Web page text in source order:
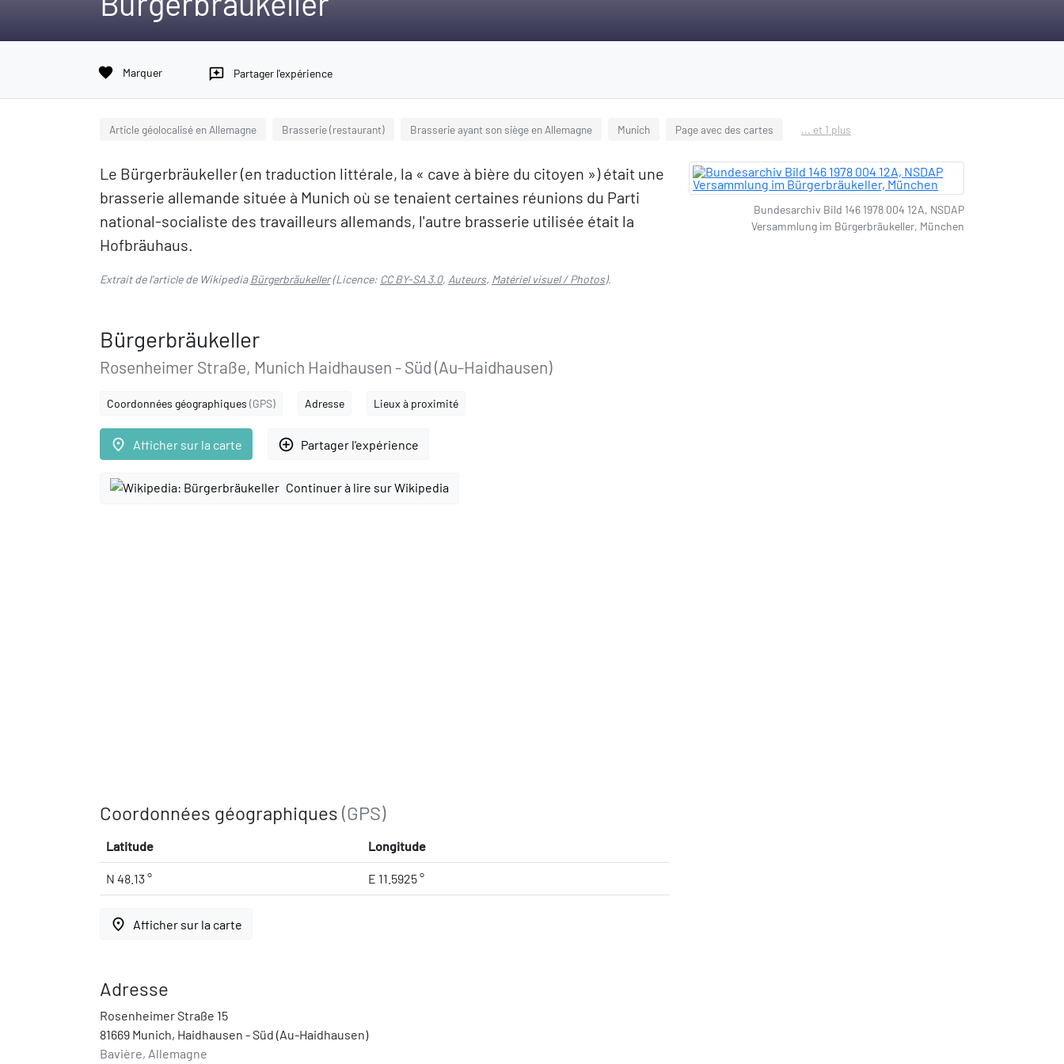
favorite Marquer reviews Partager l'expérience
Article géolocalisé en Allemagne Brasserie (restaurant) Brasserie ayant son siège en Allemagne Munich Page avec des cartes ... et 1 plus
Le Bürgerbräukeller (en traduction littérale, la « cave à bière du citoyen ») était une
brasserie allemande située à Munich où se tenaient certaines réunions du Parti
national-socialiste des travailleurs allemands, l'autre brasserie utilisée était la
Hofbräuhaus.
Extrait de l'article de WikipediaBürgerbräukeller(Licence: CC BY-SA 3.0, Auteurs, Matériel visuel / Photos).
Bürgerbräukeller
Rosenheimer Straße, Munich Haidhausen - Süd (Au-Haidhausen)
Coordonnées géographiques (GPS) Adresse Lieux à proximité
place Afficher sur la carte add_circle_outline Partager l'expérience
Continuer à lire sur Wikipedia
Coordonnées géographiques (GPS)
Latitude Longitude
N 48.13 ° E 11.5925 °
place Afficher sur la carte
Adresse
Rosenheimer Straße 15
81669 Munich, Haidhausen - Süd (Au-Haidhausen)
Bavière, Allemagne
Bundesarchiv Bild 146 1978 004 12A, NSDAP
Versammlung im Bürgerbräukeller, München